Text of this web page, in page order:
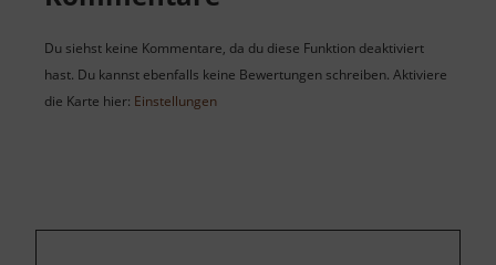
Du siehst keine Kommentare, da du diese Funktion deaktiviert
hast. Du kannst ebenfalls keine Bewertungen schreiben. Aktiviere
die Karte hier: Einstellungen